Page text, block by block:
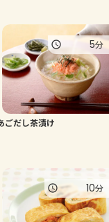
ごだし茶漬け
5分
10分